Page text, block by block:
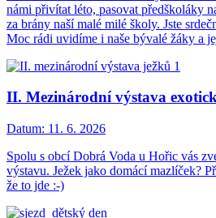
námi přivítat léto, pasovat předškoláky
za brány naší malé milé školy. Jste
Moc rádi uvidíme i naše bývalé žáky a
II. Mezinárodní výstava
Datum: 11. 6. 2026
Spolu s obcí Dobrá Voda u Hořic vás
výstavu. Ježek jako domácí mazlíček?
že to jde :-)